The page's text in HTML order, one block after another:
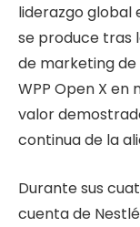
liderazgo global
se produce tras
de marketing
WPP Open X en
valor
continua de la
Durante sus
cuenta de